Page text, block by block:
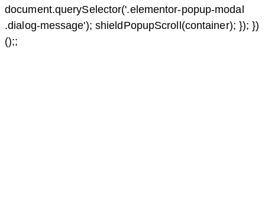
document.querySelector('.elementor-popup-modal
.dialog-message'); shieldPopupScroll(container); }); })
();;